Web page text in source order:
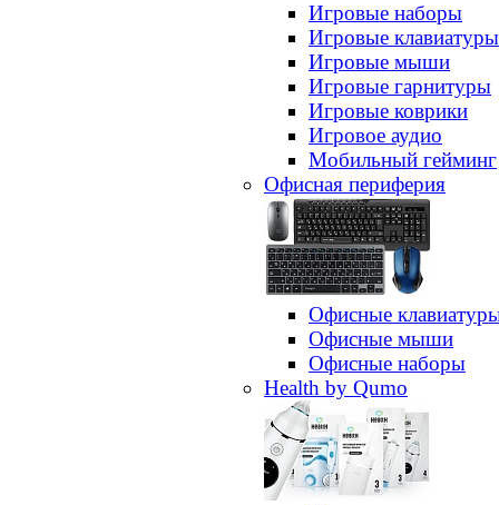
Игровые наборы
Игровые клавиатуры
Игровые мыши
Игровые гарнитуры
Игровые коврики
Игровое аудио
Мобильный гейминг
Офисная периферия
Офисные
Офисные мыши
Офисные наборы
Health by Qumo